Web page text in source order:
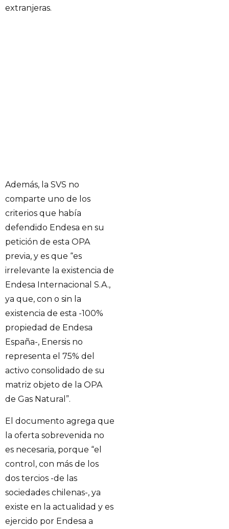
extranjeras.
Además, la SVS no
comparte uno de los
criterios que había
defendido Endesa en su
petición de esta OPA
previa, y es que “es
irrelevante la existencia de
Endesa Internacional S.A.,
ya que, con o sin la
existencia de esta -100%
propiedad de Endesa
España-, Enersis no
representa el 75% del
activo consolidado de su
matriz objeto de la OPA
de Gas Natural”.
El documento agrega que
la oferta sobrevenida no
es necesaria, porque “el
control, con más de los
dos tercios -de las
sociedades chilenas-, ya
existe en la actualidad y es
ejercido por Endesa a